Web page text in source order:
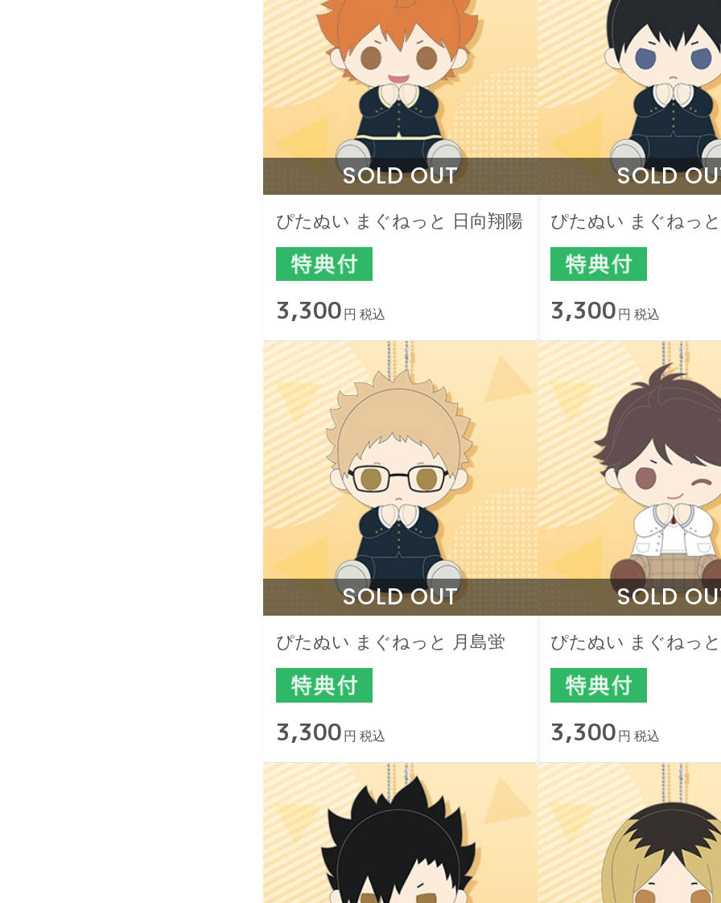
SOLD OUT
ぴたぬい まぐねっと 日向翔陽
3,300 円 税込
SOLD
ぴたぬい まぐねっ
3,300 円 税込
SOLD OUT
ぴたぬい まぐねっと 月島蛍
3,300 円 税込
SOLD
ぴたぬい まぐねっ
3,300 円 税込